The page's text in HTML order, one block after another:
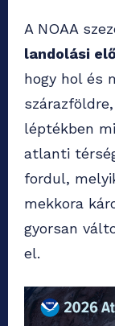
A NOAA
landolási
hogy hol és
léptékben
atlanti
fordul,
mekkora
gyorsan
el.